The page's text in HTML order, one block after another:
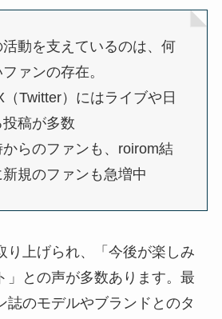
動を支えているのは、何
ァンの存在。
（Twitter）にはライブや日
稿が多数
からのファンも、roirom結
規のファンも急増中
り上げられ、「今後が楽しみ
」との声が多数あります。最
誌のモデルやブランドとのタ